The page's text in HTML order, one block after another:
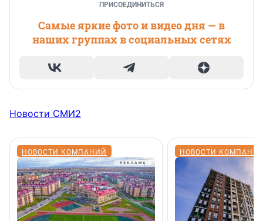
ПРИСОЕДИНИТЬСЯ
Самые яркие фото и видео дня — в
наших группах в социальных сетях
Новости СМИ2
НОВОСТИ КОМПАНИЙ НОВОСТИ